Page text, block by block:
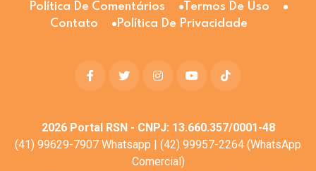
Política De Comentários
Termos De Uso
Contato
Política De Privacidade
2026Portal RSN - CNPJ: 13.660.357/0001-48
(41) 99629-7907 Whatsapp | (42) 99957-2264 (WhatsApp
Comercial)